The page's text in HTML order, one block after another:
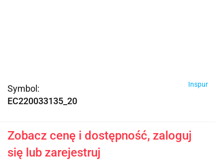
Symbol:
EC220033135_20
Inspur
Zobacz cenę i dostępność, zaloguj
się lub zarejestruj